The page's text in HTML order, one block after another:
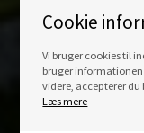
Cookie
Vi bruger cookies til
bruger
videre, accepterer du
Læs mere